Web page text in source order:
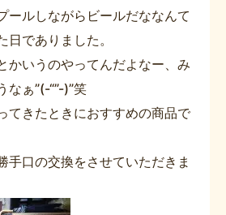
ールしながらビールだななんて
でありました。
かいうのやってんだよなー、み
なぁ”(-“”-)”笑
てきたときにおすすめの商品で
手口の交換をさせていただきま